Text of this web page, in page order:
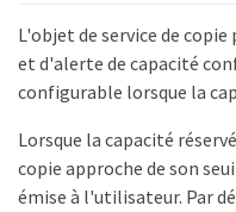
L'objet de service de
et d'alerte de capacité
configurable lorsque la
Lorsque la capacité
copie approche de son
émise à l'utilisateur. Par